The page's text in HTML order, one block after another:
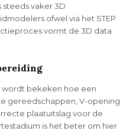
vaker 3D
ofwel via het STEP
vormt de 3D data
bekeken hoe een
gereedschappen, V-opening
plaatuitslag voor de
is het beter om hier